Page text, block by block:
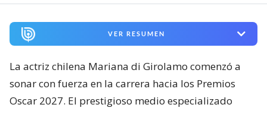
VER RESUMEN
La actriz chilena Mariana di Girolamo comenzó a
sonar con fuerza en la carrera hacia los Premios
Oscar 2027. El prestigioso medio especializado